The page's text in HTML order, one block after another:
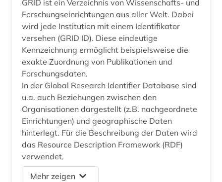
GRID ist ein Verzeichnis von Wissenschafts- und
Forschungseinrichtungen aus aller Welt. Dabei
wird jede Institution mit einem Identifikator
versehen (GRID ID). Diese eindeutige
Kennzeichnung ermöglicht beispielsweise die
exakte Zuordnung von Publikationen und
Forschungsdaten.
In der Global Research Identifier Database sind
u.a. auch Beziehungen zwischen den
Organisationen dargestellt (z.B. nachgeordnete
Einrichtungen) und geographische Daten
hinterlegt. Für die Beschreibung der Daten wird
das Resource Description Framework (RDF)
verwendet.
Mehr zeigen